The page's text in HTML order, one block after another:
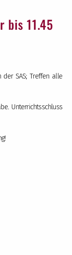
bis 11.45
der SAS; Treffen alle
Unterrichtsschluss